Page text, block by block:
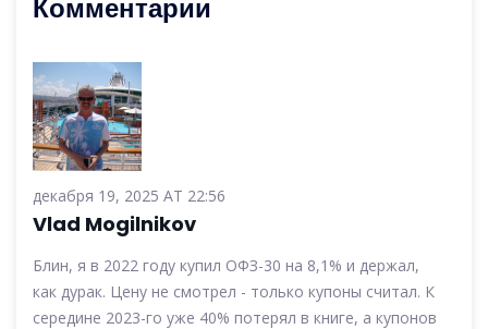
Комментарии
декабря 19, 2025 AT 22:56
Vlad Mogilnikov
Блин, я в 2022 году купил ОФЗ-30 на 8,1% и держал,
как дурак. Цену не смотрел - только купоны считал. К
середине 2023-го уже 40% потерял в книге, а купонов